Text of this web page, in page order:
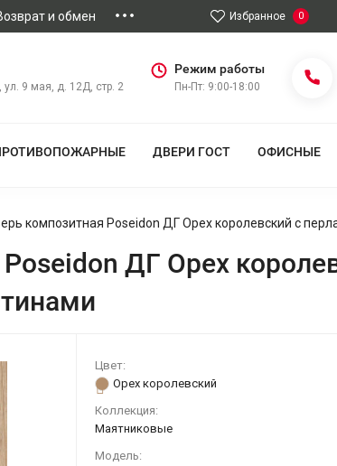
и обмен Избранное 0
9 мая, д. 12Д, стр. 2
Режим работы
Пн-Пт: 9:00-18:00
ДВЕРИ ГОСТ ОФИСНЫЕ
композитная Poseidon ДГ Орех королевский с
ДГ Орех
Цвет:
Орех королевский
Коллекция:
Маятниковые
Модель: